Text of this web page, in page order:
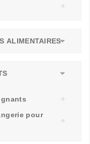
ALIMENTAIRES
pour